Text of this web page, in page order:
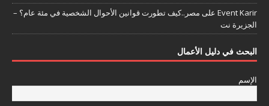
Event Karir على مصر..كيف تطورت قوانين الأحوال الشخصية في مئة عام؟ –
الجزيرة نت
البحث في دليل الأعمال
الإسم